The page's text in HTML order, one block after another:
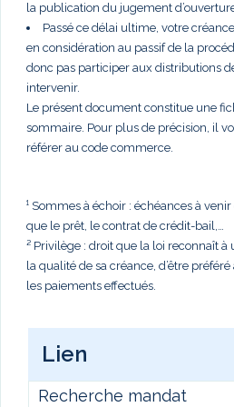
la publication du jugement
Passé ce délai ultime, votre
en considération au passif de la
donc pas participer aux distributions
intervenir.
Le présent document constitue une
sommaire. Pour plus de précision, il
référer au code commerce.
¹ Sommes à échoir : échéances à
que le prêt, le contrat de crédit-bail,…
² Privilège : droit que la loi reconnaît à
la qualité de sa créance, d’être
les paiements effectués.
Lien
Recherche mandat